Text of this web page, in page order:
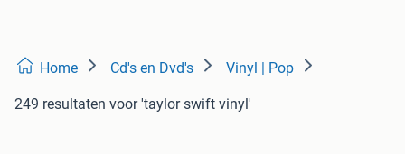
Home Cd's en Dvd's Vinyl | Pop
249 resultaten voor 'taylor swift vinyl'